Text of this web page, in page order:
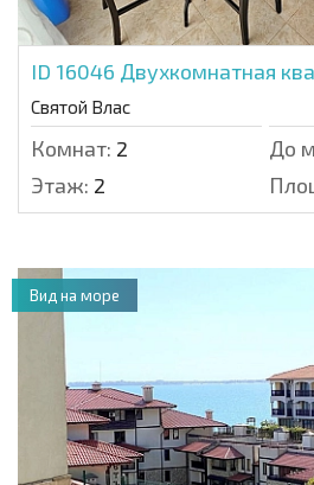
ID 16046 Двухкомнатная
Святой Влас
Комнат: 2 До
Этаж: 2
Вид на море